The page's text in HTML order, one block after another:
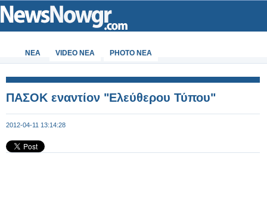
ΝΕΑ VIDEO NEA PHOTO NEA
ΠΑΣΟΚ εναντίον "Ελεύθερου Τύπου"
2012-04-11 13:14:28